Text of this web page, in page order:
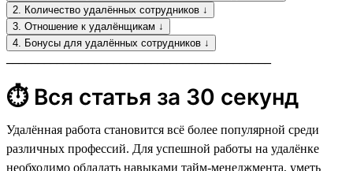
2. Количество удалённых сотрудников ↓
3. Отношение к удалёнщикам ↓
4. Бонусы для удалённых сотрудников ↓
⏱ Вся статья за 30 секунд
Удалённая работа становится всё более популярной среди
различных профессий. Для успешной работы на удалёнке
необходимо обладать навыками тайм-менеджмента, уметь